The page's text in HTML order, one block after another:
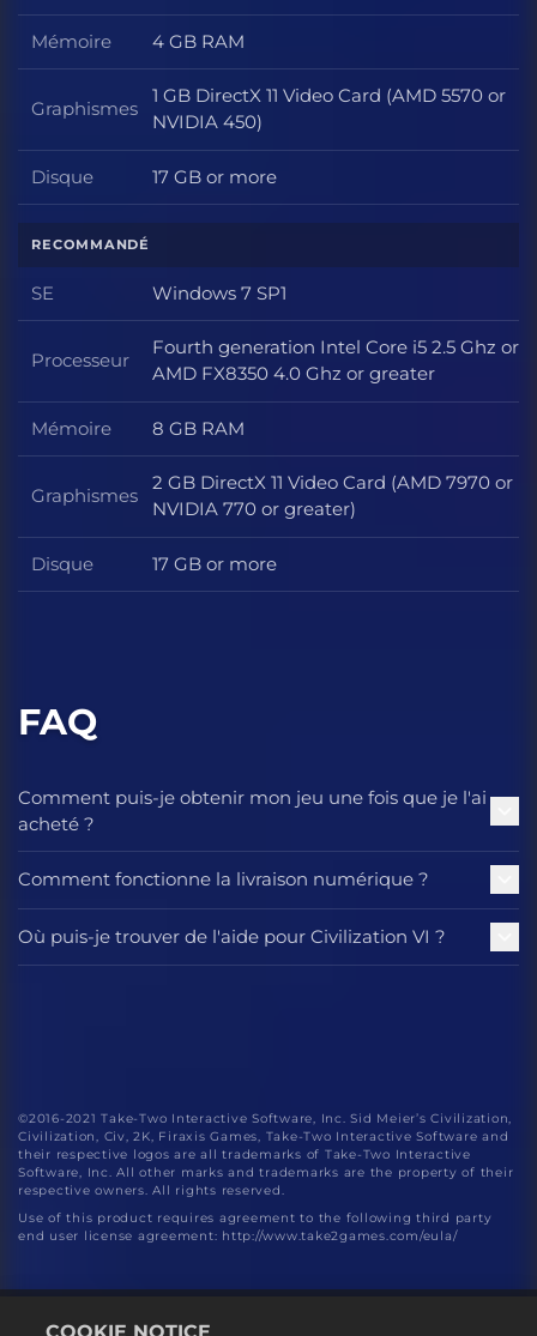
Mémoire Mémoire
4 GB RAM
Graphismes Graphismes
1 GB DirectX 11 Video Card (AMD 5570 or
NVIDIA 450)
Disque Disque
17 GB or more
RECOMMANDÉ
SE SE
Windows 7 SP1
Processeur Processeur
Fourth generation Intel Core i5 2.5 Ghz or
AMD FX8350 4.0 Ghz or greater
Mémoire Mémoire
8 GB RAM
Graphismes Graphismes
2 GB DirectX 11 Video Card (AMD 7970 or
NVIDIA 770 or greater)
Disque Disque
17 GB or more
FAQ
Comment puis-je obtenir mon jeu une fois que je l'ai
acheté ?
Comment fonctionne la livraison numérique ?
Où puis-je trouver de l'aide pour Civilization VI ?
©2016-2021 Take-Two Interactive Software, Inc. Sid Meier’s Civilization,
Civilization, Civ, 2K, Firaxis Games, Take-Two Interactive Software and
their respective logos are all trademarks of Take-Two Interactive
Software, Inc. All other marks and trademarks are the property of their
respective owners. All rights reserved.
Use of this product requires agreement to the following third party
end user license agreement: http://www.take2games.com/eula/